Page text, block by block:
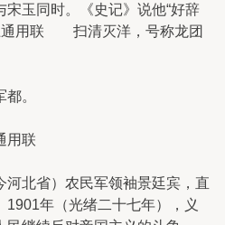
玉同时。《史记》说他“好辞
通用联 扫清灭洋，号称龙团
。
联
北省）农民军领袖景廷宾，直
年（光绪二十七年），义